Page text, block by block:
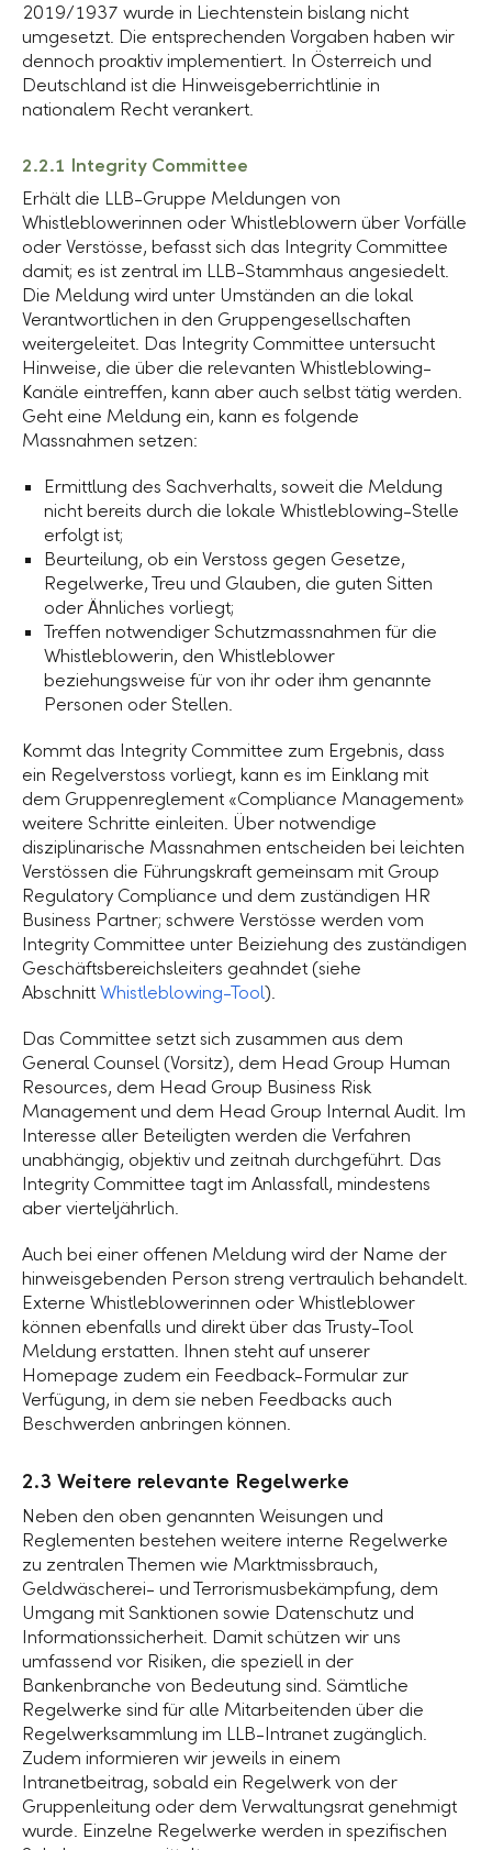
2019/1937 wurde in Liechtenstein bislang nicht
umgesetzt. Die entsprechenden Vorgaben haben wir
dennoch proaktiv implementiert. In Österreich und
Deutschland ist die Hinweisgeberrichtlinie in
nationalem Recht verankert.
2.2.1 Integrity Committee
Erhält die LLB-Gruppe Meldungen von
Whistleblowerinnen oder Whistleblowern über Vorfälle
oder Verstösse, befasst sich das Integrity Committee
damit; es ist zentral im LLB-Stammhaus angesiedelt.
Die Meldung wird unter Umständen an die lokal
Verantwortlichen in den Gruppengesellschaften
weitergeleitet. Das Integrity Committee untersucht
Hinweise, die über die relevanten Whistleblowing-
Kanäle eintreffen, kann aber auch selbst tätig werden.
Geht eine Meldung ein, kann es folgende
Massnahmen setzen:
Ermittlung des Sachverhalts, soweit die Meldung
nicht bereits durch die lokale Whistleblowing-Stelle
erfolgt ist;
Beurteilung, ob ein Verstoss gegen Gesetze,
Regelwerke, Treu und Glauben, die guten Sitten
oder Ähnliches vorliegt;
Treffen notwendiger Schutzmassnahmen für die
Whistleblowerin, den Whistleblower
beziehungsweise für von ihr oder ihm genannte
Personen oder Stellen.
Kommt das Integrity Committee zum Ergebnis, dass
ein Regelverstoss vorliegt, kann es im Einklang mit
dem Gruppenreglement «Compliance Management»
weitere Schritte einleiten. Über notwendige
disziplinarische Massnahmen entscheiden bei leichten
Verstössen die Führungskraft gemeinsam mit Group
Regulatory Compliance und dem zuständigen HR
Business Partner; schwere Verstösse werden vom
Integrity Committee unter Beiziehung des zuständigen
Geschäftsbereichsleiters geahndet (siehe
AbschnittWhistleblowing-Tool).
Das Committee setzt sich zusammen aus dem
General Counsel (Vorsitz), dem Head Group Human
Resources, dem Head Group Business Risk
Management und dem Head Group Internal Audit. Im
Interesse aller Beteiligten werden die Verfahren
unabhängig, objektiv und zeitnah durchgeführt. Das
Integrity Committee tagt im Anlassfall, mindestens
aber vierteljährlich.
Auch bei einer offenen Meldung wird der Name der
hinweisgebenden Person streng vertraulich behandelt.
Externe Whistleblowerinnen oder Whistleblower
können ebenfalls und direkt über das Trusty-Tool
Meldung erstatten. Ihnen steht auf unserer
Homepage zudem ein Feedback-Formular zur
Verfügung, in dem sie neben Feedbacks auch
Beschwerden anbringen können.
2.3 Weitere relevante Regelwerke
Neben den oben genannten Weisungen und
Reglementen bestehen weitere interne Regelwerke
zu zentralen Themen wie Marktmissbrauch,
Geldwäscherei- und Terrorismusbekämpfung, dem
Umgang mit Sanktionen sowie Datenschutz und
Informationssicherheit. Damit schützen wir uns
umfassend vor Risiken, die speziell in der
Bankenbranche von Bedeutung sind. Sämtliche
Regelwerke sind für alle Mitarbeitenden über die
Regelwerksammlung im LLB-Intranet zugänglich.
Zudem informieren wir jeweils in einem
Intranetbeitrag, sobald ein Regelwerk von der
Gruppenleitung oder dem Verwaltungsrat genehmigt
wurde. Einzelne Regelwerke werden in spezifischen